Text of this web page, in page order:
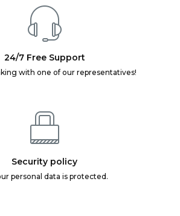
24/7 Free Support
with one of our representatives!
Security policy
personal data is protected.